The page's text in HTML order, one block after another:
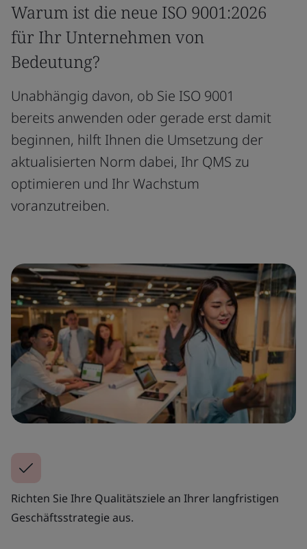
Warum ist die neue ISO 9001:2026
für Ihr Unternehmen von
Bedeutung?
Unabhängig davon, ob Sie ISO 9001
bereits anwenden oder gerade erst damit
beginnen, hilft Ihnen die Umsetzung der
aktualisierten Norm dabei, Ihr QMS zu
optimieren und Ihr Wachstum
voranzutreiben.
Richten Sie Ihre Qualitätsziele an Ihrer langfristigen
Geschäftsstrategie aus.